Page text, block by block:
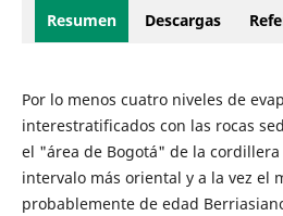
Resumen Descargas
Por lo menos cuatro niveles de
interestratificados con las rocas
el "área de Bogotá" de la
intervalo más oriental y a la vez el
probablemente de edad